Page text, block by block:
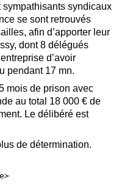
syndicaux
se sont retrouvés
afin d’apporter leur
dont 8 délégués
d’avoir
pendant 17 mn.
mois de prison avec
au total 18 000 € de
Le délibéré est
de détermination.